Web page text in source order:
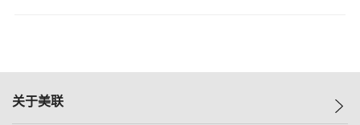
关于美联